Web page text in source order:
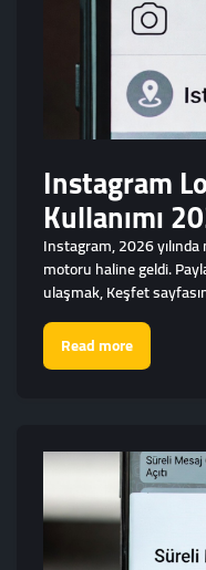
Instagram
Kullanımı
Instagram, 2026
motoru haline geldi.
ulaşmak, Keşfet
Read more